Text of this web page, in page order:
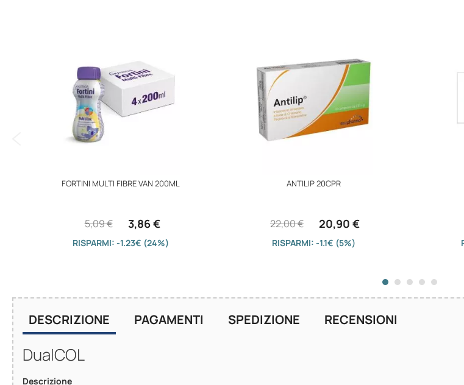
FORTINI MULTI FIBRE VAN 200ML
3,86 €
5,09 €
RISPARMI: -1.23€ (24%)
ANTILIP 20CPR
20,90 €
22,00 €
RISPARMI: -1.1€ (5%)
DESCRIZIONE
DualCOL
Descrizione
PAGAMENTI SPEDIZIONE RECENSIONI